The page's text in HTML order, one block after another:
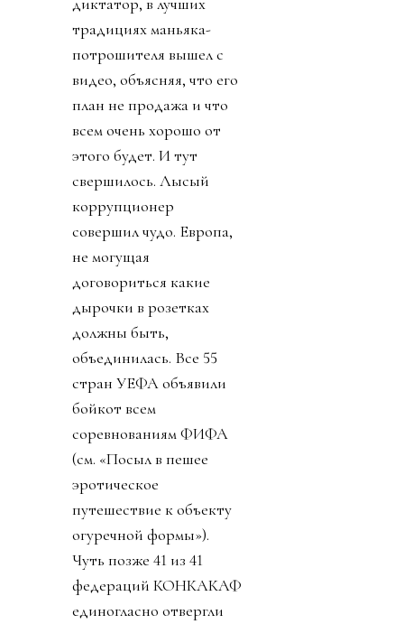
традициях маньяка-
потрошителя вышел с
видео, объясняя, что его
план не продажа и что
всем очень хорошо от
этого будет. И тут
свершилось. Лысый
коррупционер
совершил чудо. Европа,
не могущая
договориться какие
дырочки в розетках
должны быть,
объединилась. Все 55
стран УЕФА объявили
бойкот всем
соревнованиям ФИФА
(см. «Посыл в пешее
эротическое
путешествие к объекту
огуречной формы»).
Чуть позже 41 из 41
федераций КОНКАКАФ
единогласно отвергли